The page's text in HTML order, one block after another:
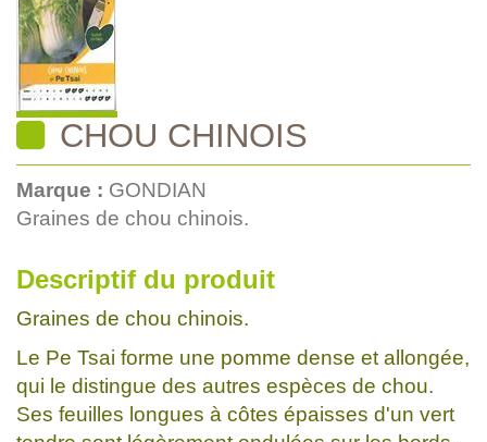
CHOU CHINOIS
Marque : GONDIAN
Graines de chou chinois.
Descriptif du produit
Graines de chou chinois.
Le Pe Tsai forme une pomme dense et allongée,
qui le distingue des autres espèces de chou.
Ses feuilles longues à côtes épaisses d'un vert